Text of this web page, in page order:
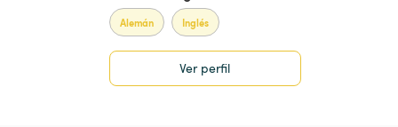
Alemán Inglés
Ver perfil